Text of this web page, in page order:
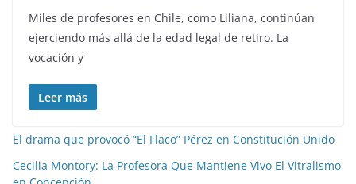
Miles de profesores en Chile, como Liliana, continúan
ejerciendo más allá de la edad legal de retiro. La
vocación y
Leer más
El drama que provocó “El Flaco” Pérez en Constitución Unido
Cecilia Montory: La Profesora Que Mantiene Vivo El Vitralismo